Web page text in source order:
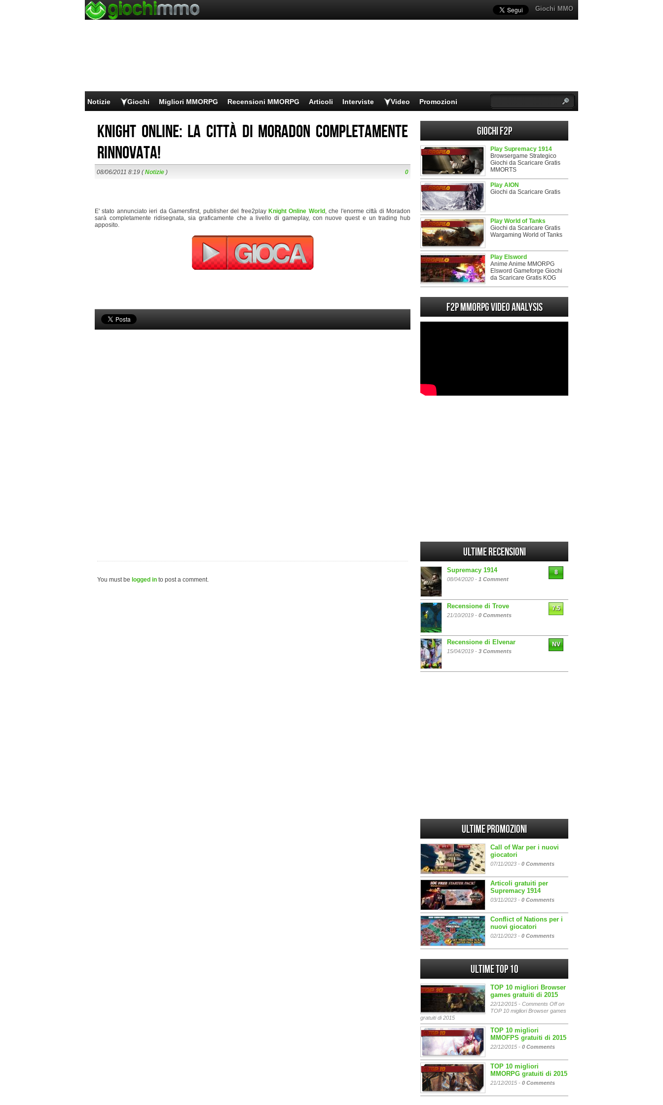
Giochi MMO
Notizie Giochi Migliori MMORPG Recensioni MMORPG Articoli Interviste Video Promozioni
Knight Online: la città di Moradon completamente
rinnovata!
08/06/2011 8:19 (Notizie ) 0
E' stato annunciato ieri da Gamersfirst, publisher del free2play Knight Online World , che l'enorme città di Moradon
sarà completamente ridisegnata, sia graficamente che a livello di gameplay, con nuove quest e un trading hub
apposito.
You must be logged in to post a comment.
Giochi F2P
Play Supremacy 1914
Browsergame Strategico
Giochi da Scaricare Gratis
MMORTS
Play AION
Giochi da Scaricare Gratis
Play World of Tanks
Giochi da Scaricare Gratis
Wargaming World of Tanks
Play Elsword
Anime Anime MMORPG
Elsword Gameforge Giochi
da Scaricare Gratis KOG
F2P MMORPG Video analysis
Ultime Recensioni
Supremacy 1914
08/04/2020 - 1 Comment
8
Recensione di Trove
21/10/2019 - 0 Comments
7.5
Recensione di Elvenar
15/04/2019 - 3 Comments
NV
Ultime promozioni
Call of War per i nuovi
giocatori
07/11/2023 - 0 Comments
Articoli gratuiti per
Supremacy 1914
03/11/2023 - 0 Comments
Conflict of Nations per i
nuovi giocatori
02/11/2023 - 0 Comments
Ultime Top 10
TOP 10 migliori Browser
games gratuiti di 2015
22/12/2015 - Comments Offon
TOP 10 migliori Browser games
gratuiti di 2015
TOP 10 migliori
MMOFPS gratuiti di 2015
22/12/2015 - 0 Comments
TOP 10 migliori
MMORPG gratuiti di 2015
21/12/2015 - 0 Comments